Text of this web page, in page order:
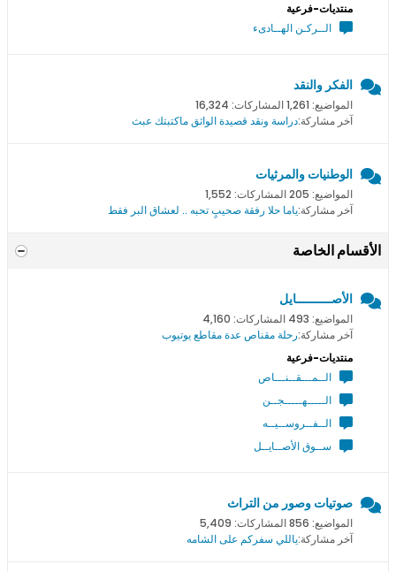
منتديات-فرعية
الــركـن الهــادىء
الفكر والنقد
المواضيع: 1,261 المشاركات: 16,324
آخر مشاركة:دراسة ونقد قصيدة الواثق ماكتبتك عبث
الوطنيات والمرثيات
المواضيع: 205 المشاركات: 1,552
آخر مشاركة:ياما حلا رفقة صحيبٍ تحبه .. لعشاق البر فقط
الأقسام الخاصة
الأصــــــــــايل
المواضيع: 493 المشاركات: 4,160
آخر مشاركة:رحلة مقناص عدة مقاطع يوتيوب
منتديات-فرعية
الــمـــقــنـــاص
الـــــهـــــجــن
الــفــروســيــه
ســوق الأصــايــل
صوتيات وصور من التراث
المواضيع: 856 المشاركات: 5,409
آخر مشاركة:ياللي سفركم على الشامه